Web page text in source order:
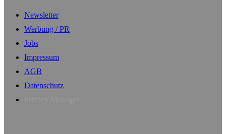
Newsletter
Werbung / PR
Jobs
Impressum
AGB
Datenschutz